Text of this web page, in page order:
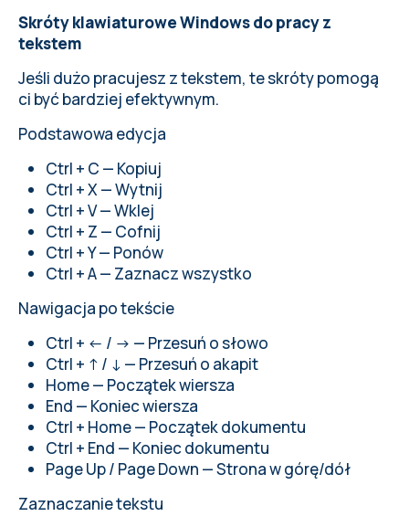
Skróty klawiaturowe Windows do pracy z
tekstem
Jeśli dużo pracujesz z tekstem, te skróty pomogą
ci być bardziej efektywnym.
Podstawowa edycja
Ctrl + C — Kopiuj
Ctrl + X — Wytnij
Ctrl + V — Wklej
Ctrl + Z — Cofnij
Ctrl + Y — Ponów
Ctrl + A — Zaznacz wszystko
Nawigacja po tekście
Ctrl + ← / → — Przesuń o słowo
Ctrl + ↑ / ↓ — Przesuń o akapit
Home — Początek wiersza
End — Koniec wiersza
Ctrl + Home — Początek dokumentu
Ctrl + End — Koniec dokumentu
Page Up / Page Down — Strona w górę/dół
Zaznaczanie tekstu